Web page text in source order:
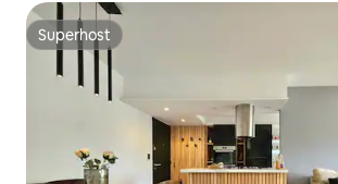
Superhost
Superhost